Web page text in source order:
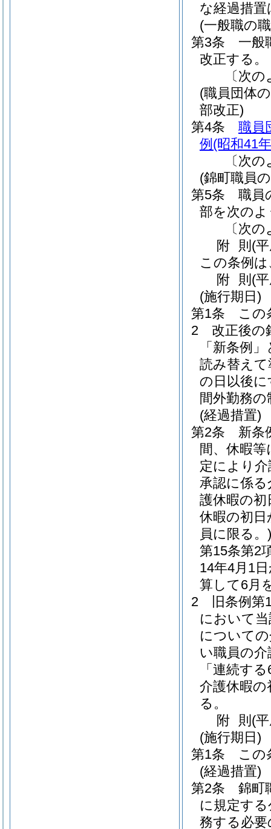
な経過措
(一般職の
第3条
一般
改正する。
〔次
(職員団体
部改正)
第4条
職員
例 (昭和41
〔次
(錦町職員
第5条
職員
部を次の
〔次
附 則 (
この条例
附 則 (
(施行期日)
第1条
この
2
改正後の
「新条例
読み替え
の日以後
間外勤務
(経過措置)
第2条
新条
間、休暇
定により
承認に係
護休暇の
休暇の初
員に限る。)
第15条第2
14年4月1
算して6月
2
旧条例
において
について
い職員の
「連続す
介護休暇
る。
附 則 (
(施行期日)
第1条
この
(経過措置)
第2条
錦町
に規定す
務する必